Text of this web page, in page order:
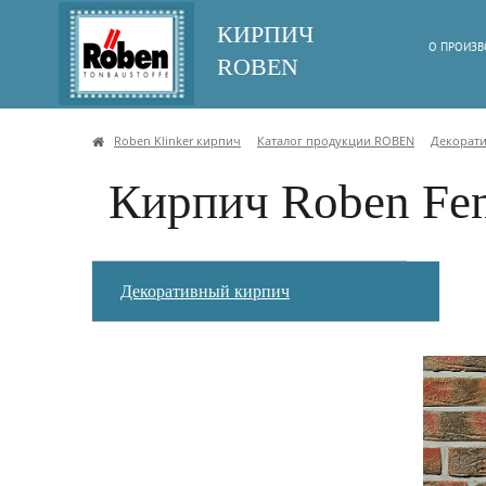
КИРПИЧ
ROBEN
О
Roben Klinker кирпич Каталог продукции ROBEN
Кирпич Roben
Декоративный кирпич